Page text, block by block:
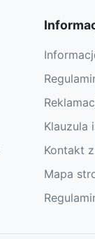
Klauzula
Kontakt
Mapa